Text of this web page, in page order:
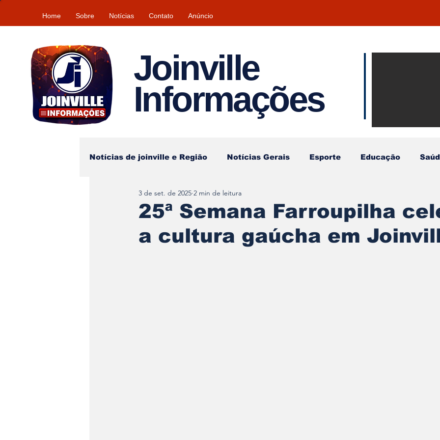
Home Sobre Notícias Contato Anúncio
Joinville
Informações
Notícias de joinville e Região Notícias Gerais Esporte Educação
Tempo\clima
25ª Semana Farroupilha
a cultura gaúcha em
3 de set. de 2025 2 min de leitura